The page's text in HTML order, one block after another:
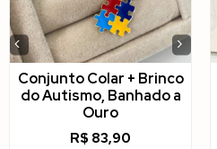
‹
›
Conjunto Colar + Brinco
do Autismo, Banhado a
Ouro
R$ 83,90